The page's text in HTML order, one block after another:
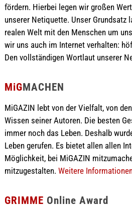
fördern. Hierbei legen wir großen
unserer Netiquette. Unser Grundsatz
realen Welt mit den Menschen um
wir uns auch im Internet verhalten:
Den vollständigen Wortlaut unserer
MiGMACHEN
MiGAZIN lebt von der Vielfalt, von
Wissen seiner Autoren. Die besten
immer noch das Leben. Deshalb
Leben gerufen. Es bietet allen allen
Möglichkeit, bei MiGAZIN
mitzugestalten. Weitere
GRIMME Online Award